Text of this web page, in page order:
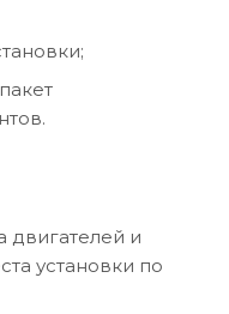
двигателей и
установки по